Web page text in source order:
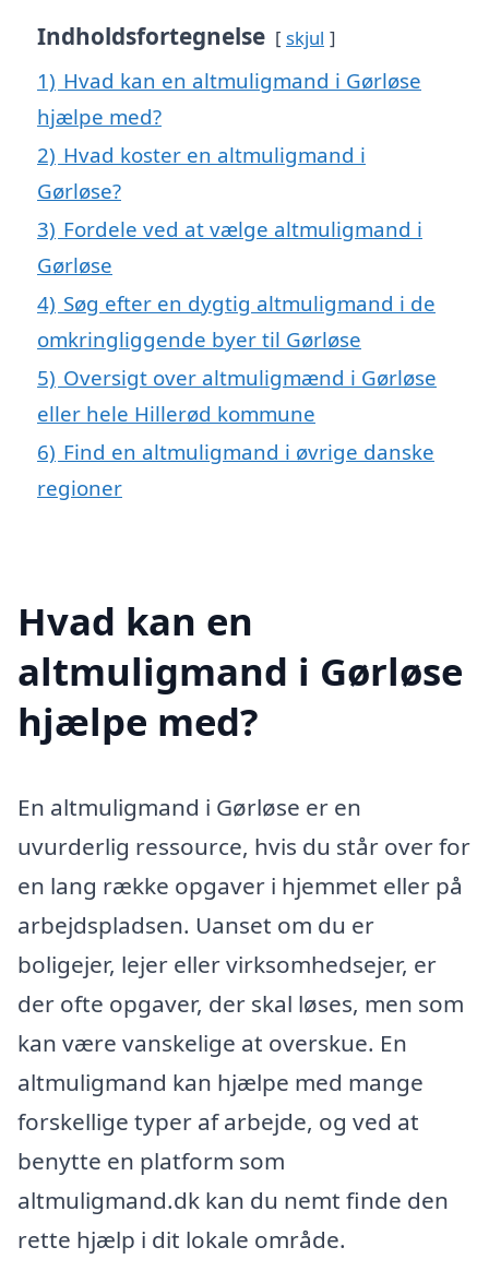
Indholdsfortegnelse skjul
1) Hvad kan en altmuligmand i Gørløse
hjælpe med?
2) Hvad koster en altmuligmand i
Gørløse?
3) Fordele ved at vælge altmuligmand i
Gørløse
4) Søg efter en dygtig altmuligmand i de
omkringliggende byer til Gørløse
5) Oversigt over altmuligmænd i Gørløse
eller hele Hillerød kommune
6) Find en altmuligmand i øvrige danske
regioner
Hvad kan en
altmuligmand i Gørløse
hjælpe med?
En altmuligmand i Gørløse er en
uvurderlig ressource, hvis du står over for
en lang række opgaver i hjemmet eller på
arbejdspladsen. Uanset om du er
boligejer, lejer eller virksomhedsejer, er
der ofte opgaver, der skal løses, men som
kan være vanskelige at overskue. En
altmuligmand kan hjælpe med mange
forskellige typer af arbejde, og ved at
benytte en platform som
altmuligmand.dk kan du nemt finde den
rette hjælp i dit lokale område.